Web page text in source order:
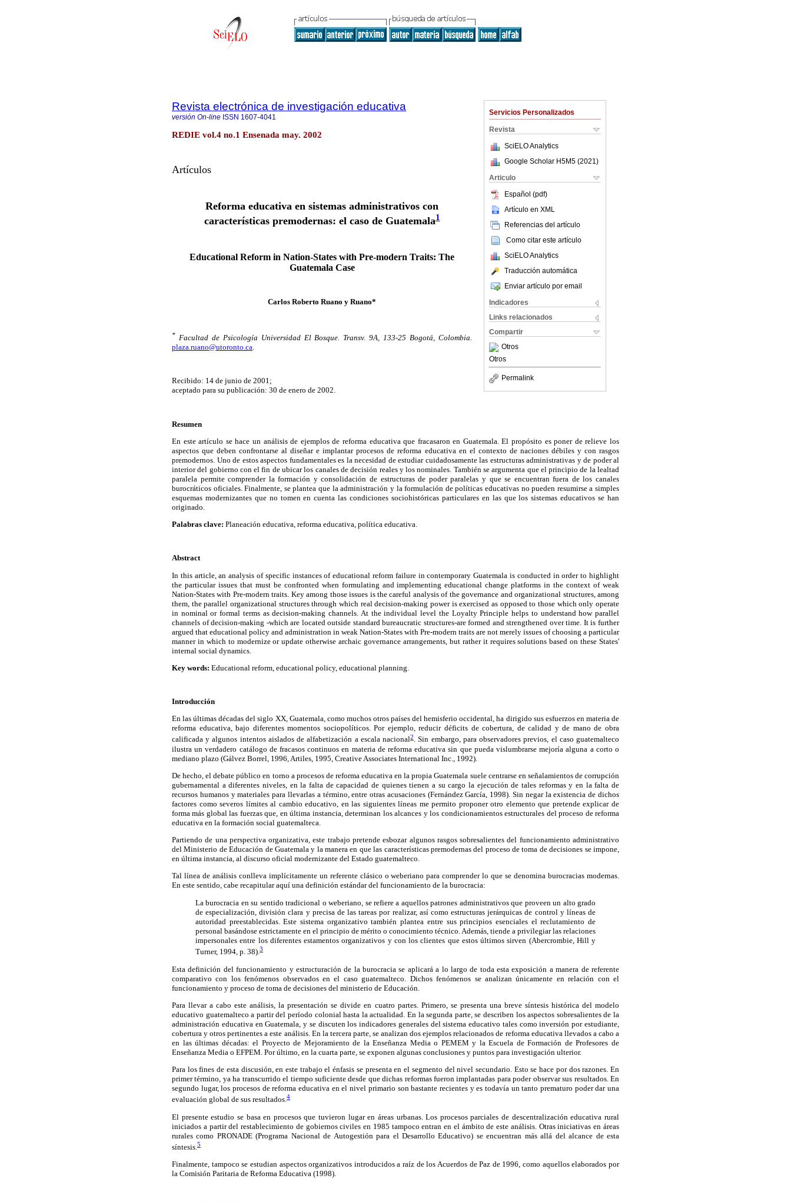
Servicios Personalizados
Revista
SciELO Analytics
Google Scholar H5M5 (2021 )
Articulo
Español (pdf)
Artículo en XML
Referencias del artículo
Como citar este artículo
SciELO Analytics
Traducción automática
Enviar artículo por email
Indicadores
Links relacionados
Compartir
Otros
Otros
Permalink
Revista electrónica de investigación educativa
versión On-line ISSN 1607-4041
REDIE vol.4 no.1 Ensenada may. 2002
Artículos
Reforma educativa en sistemas administrativos con
características premodernas: el caso de Guatemala1
Educational Reform in Nation-States with Pre-modern Traits: The
Guatemala Case
Carlos Roberto Ruano y Ruano*
* Facultad de Psicología Universidad El Bosque. Transv. 9A, 133-25 Bogotá, Colombia.
plaza.ruano@utoronto.ca
Recibido: 14 de junio de 2001;
aceptado para su publicación: 30 de enero de 2002.
Resumen
En este artículo se hace un análisis de ejemplos de reforma educativa que fracasaron en Guatemala. El propósito es poner de relieve los
aspectos que deben confrontarse al diseñar e implantar procesos de reforma educativa en el contexto de naciones débiles y con rasgos
premodernos. Uno de estos aspectos fundamentales es la necesidad de estudiar cuidadosamente las estructuras administrativas y de poder al
interior del gobierno con el fin de ubicar los canales de decisión reales y los nominales. También se argumenta que el principio de la lealtad
paralela permite comprender la formación y consolidación de estructuras de poder paralelas y que se encuentran fuera de los canales
burocráticos oficiales. Finalmente, se plantea que la administración y la formulación de políticas educativas no pueden resumirse a simples
esquemas modernizantes que no tomen en cuenta las condiciones sociohistóricas particulares en las que los sistemas educativos se han
originado.
Palabras clave: Planeación educativa, reforma educativa, política educativa.
Abstract
In this article, an analysis of specific instances of educational reform failure in contemporary Guatemala is conducted in order to highlight
the particular issues that must be confronted when formulating and implementing educational change platforms in the context of weak
Nation-States with Pre-modern traits. Key among those issues is the careful analysis of the governance and organizational structures, among
them, the parallel organizational structures through which real decision-making power is exercised as opposed to those which only operate
in nominal or formal terms as decision-making channels. At the individual level the Loyalty Principle helps to understand how parallel
channels of decision-making -which are located outside standard bureaucratic structures-are formed and strengthened over time. It is further
argued that educational policy and administration in weak Nation-States with Pre-modern traits are not merely issues of choosing a particular
manner in which to modernize or update otherwise archaic governance arrangements, but rather it requires solutions based on these States'
internal social dynamics.
Key words: Educational reform, educational policy, educational planning.
Introducción
En las últimas décadas del siglo XX, Guatemala, como muchos otros países del hemisferio occidental, ha dirigido sus esfuerzos en materia de
reforma educativa, bajo diferentes momentos sociopolíticos. Por ejemplo, reducir déficits de cobertura, de calidad y de mano de obra
calificada y algunos intentos aislados de alfabetización a escala nacional2. Sin embargo, para observadores previos, el caso guatemalteco
ilustra un verdadero catálogo de fracasos continuos en materia de reforma educativa sin que pueda vislumbrarse mejoría alguna a corto o
mediano plazo (Gálvez Borrel, 1996, Artiles, 1995, Creative Associates International Inc., 1992).
De hecho, el debate público en torno a procesos de reforma educativa en la propia Guatemala suele centrarse en señalamientos de corrupción
gubernamental a diferentes niveles, en la falta de capacidad de quienes tienen a su cargo la ejecución de tales reformas y en la falta de
recursos humanos y materiales para llevarlas a término, entre otras acusaciones (Fernández García, 1998). Sin negar la existencia de dichos
factores como severos límites al cambio educativo, en las siguientes líneas me permito proponer otro elemento que pretende explicar de
forma más global las fuerzas que, en última instancia, determinan los alcances y los condicionamientos estructurales del proceso de reforma
educativa en la formación social guatemalteca.
Partiendo de una perspectiva organizativa, este trabajo pretende esbozar algunos rasgos sobresalientes del funcionamiento administrativo
del Ministerio de Educación de Guatemala y la manera en que las características premodernas del proceso de toma de decisiones se impone,
en última instancia, al discurso oficial modernizante del Estado guatemalteco.
Tal línea de análisis conlleva implícitamente un referente clásico o weberiano para comprender lo que se denomina burocracias modernas.
En este sentido, cabe recapitular aquí una definición estándar del funcionamiento de la burocracia:
La burocracia en su sentido tradicional o weberiano, se refiere a aquellos patrones administrativos que proveen un alto grado
de especialización, división clara y precisa de las tareas por realizar, así como estructuras jerárquicas de control y líneas de
autoridad preestablecidas. Este sistema organizativo también plantea entre sus principios esenciales el reclutamiento de
personal basándose estrictamente en el principio de mérito o conocimiento técnico. Además, tiende a privilegiar las relaciones
impersonales entre los diferentes estamentos organizativos y con los clientes que estos últimos sirven (Abercrombie, Hill y
Turner, 1994, p. 38).3
Esta definición del funcionamiento y estructuración de la burocracia se aplicará a lo largo de toda esta exposición a manera de referente
comparativo con los fenómenos observados en el caso guatemalteco. Dichos fenómenos se analizan únicamente en relación con el
funcionamiento y proceso de toma de decisiones del ministerio de Educación.
Para llevar a cabo este análisis, la presentación se divide en cuatro partes. Primero, se presenta una breve síntesis histórica del modelo
educativo guatemalteco a partir del período colonial hasta la actualidad. En la segunda parte, se describen los aspectos sobresalientes de la
administración educativa en Guatemala, y se discuten los indicadores generales del sistema educativo tales como inversión por estudiante,
cobertura y otros pertinentes a este análisis. En la tercera parte, se analizan dos ejemplos relacionados de reforma educativa llevados a cabo a
en las últimas décadas: el Proyecto de Mejoramiento de la Enseñanza Media o PEMEM y la Escuela de Formación de Profesores de
Enseñanza Media o EFPEM. Por último, en la cuarta parte, se exponen algunas conclusiones y puntos para investigación ulterior.
Para los fines de esta discusión, en este trabajo el énfasis se presenta en el segmento del nivel secundario. Esto se hace por dos razones. En
primer término, ya ha transcurrido el tiempo suficiente desde que dichas reformas fueron implantadas para poder observar sus resultados. En
segundo lugar, los procesos de reforma educativa en el nivel primario son bastante recientes y es todavía un tanto prematuro poder dar una
evaluación global de sus resultados.4
El presente estudio se basa en procesos que tuvieron lugar en áreas urbanas. Los procesos parciales de descentralización educativa rural
iniciados a partir del restablecimiento de gobiernos civiles en 1985 tampoco entran en el ámbito de este análisis. Otras iniciativas en áreas
rurales como PRONADE (Programa Nacional de Autogestión para el Desarrollo Educativo) se encuentran más allá del alcance de esta
síntesis. 5
Finalmente, tampoco se estudian aspectos organizativos introducidos a raíz de los Acuerdos de Paz de 1996, como aquellos elaborados por
la Comisión Paritaria de Reforma Educativa (1998).